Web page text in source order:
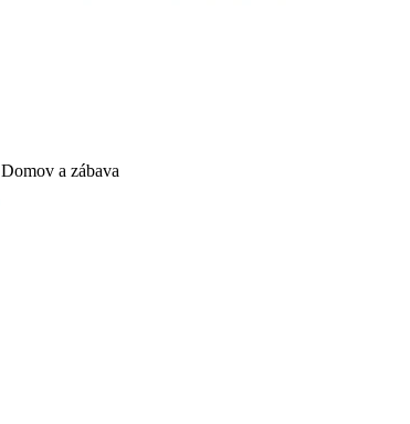
Domov a zábava